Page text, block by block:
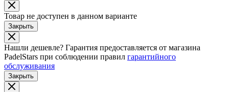
Товар не доступен в данном варианте
Закрыть
Нашли дешевле? Гарантия предоставляется от магазина
PadelStars при соблюдении правил гарантийного
обслуживания
Закрыть